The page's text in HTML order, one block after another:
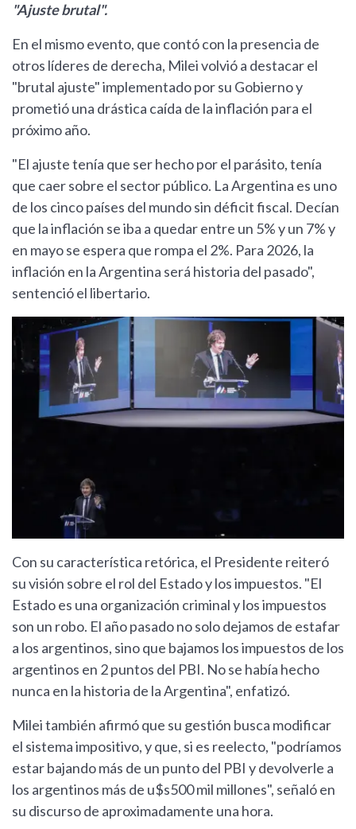
"Ajuste brutal".
En el mismo evento, que contó con la presencia de
otros líderes de derecha, Milei volvió a destacar el
"brutal ajuste" implementado por su Gobierno y
prometió una drástica caída de la inflación para el
próximo año.
"El ajuste tenía que ser hecho por el parásito, tenía
que caer sobre el sector público. La Argentina es uno
de los cinco países del mundo sin déficit fiscal. Decían
que la inflación se iba a quedar entre un 5% y un 7% y
en mayo se espera que rompa el 2%. Para 2026, la
inflación en la Argentina será historia del pasado",
sentenció el libertario.
Con su característica retórica, el Presidente reiteró
su visión sobre el rol del Estado y los impuestos. "El
Estado es una organización criminal y los impuestos
son un robo. El año pasado no solo dejamos de estafar
a los argentinos, sino que bajamos los impuestos de los
argentinos en 2 puntos del PBI. No se había hecho
nunca en la historia de la Argentina", enfatizó.
Milei también afirmó que su gestión busca modificar
el sistema impositivo, y que, si es reelecto, "podríamos
estar bajando más de un punto del PBI y devolverle a
los argentinos más de u$s500 mil millones", señaló en
su discurso de aproximadamente una hora.